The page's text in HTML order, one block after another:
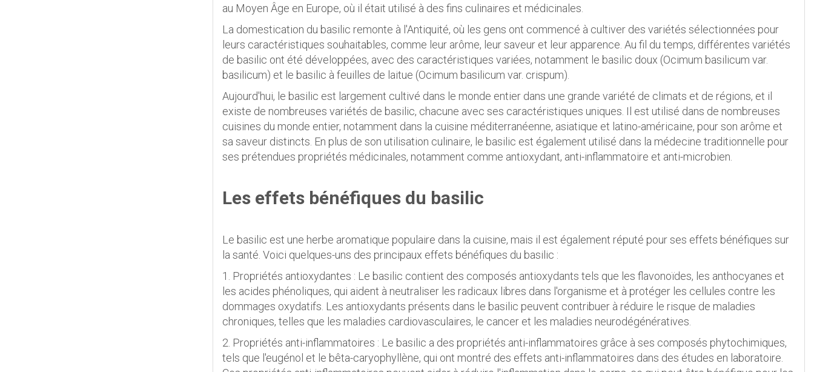
au Moyen Âge en Europe, où il était utilisé à des fins culinaires et médicinales.
La domestication du basilic remonte à l'Antiquité, où les gens ont commencé à cultiver des variétés sélectionnées pour
leurs caractéristiques souhaitables, comme leur arôme, leur saveur et leur apparence. Au fil du temps, différentes variétés
de basilic ont été développées, avec des caractéristiques variées, notamment le basilic doux (Ocimum basilicum var.
basilicum) et le basilic à feuilles de laitue (Ocimum basilicum var. crispum).
Aujourd'hui, le basilic est largement cultivé dans le monde entier dans une grande variété de climats et de régions, et il
existe de nombreuses variétés de basilic, chacune avec ses caractéristiques uniques. Il est utilisé dans de nombreuses
cuisines du monde entier, notamment dans la cuisine méditerranéenne, asiatique et latino-américaine, pour son arôme et
sa saveur distincts. En plus de son utilisation culinaire, le basilic est également utilisé dans la médecine traditionnelle pour
ses prétendues propriétés médicinales, notamment comme antioxydant, anti-inflammatoire et anti-microbien.
Les effets bénéfiques du basilic
Le basilic est une herbe aromatique populaire dans la cuisine, mais il est également réputé pour ses effets bénéfiques sur
la santé. Voici quelques-uns des principaux effets bénéfiques du basilic :
1. Propriétés antioxydantes : Le basilic contient des composés antioxydants tels que les flavonoïdes, les anthocyanes et
les acides phénoliques, qui aident à neutraliser les radicaux libres dans l'organisme et à protéger les cellules contre les
dommages oxydatifs. Les antioxydants présents dans le basilic peuvent contribuer à réduire le risque de maladies
chroniques, telles que les maladies cardiovasculaires, le cancer et les maladies neurodégénératives.
2. Propriétés anti-inflammatoires : Le basilic a des propriétés anti-inflammatoires grâce à ses composés phytochimiques,
tels que l'eugénol et le bêta-caryophyllène, qui ont montré des effets anti-inflammatoires dans des études en laboratoire.